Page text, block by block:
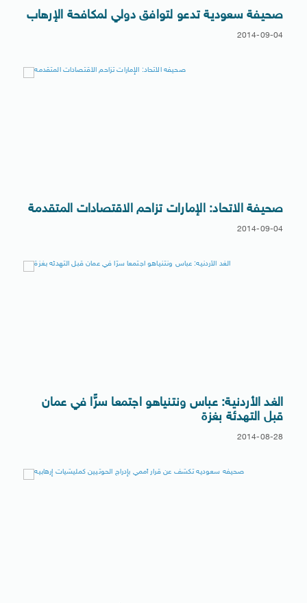
صحيفة سعودية تدعو لتوافق دولي لمكافحة الإرهاب
2014-09-04
صحيفة الاتحاد: الإمارات تزاحم الاقتصادات المتقدمة
2014-09-04
الغد الأردنية: عباس ونتنياهو اجتمعا سرًّا في عمان
قبل التهدئة بغزة
2014-08-28